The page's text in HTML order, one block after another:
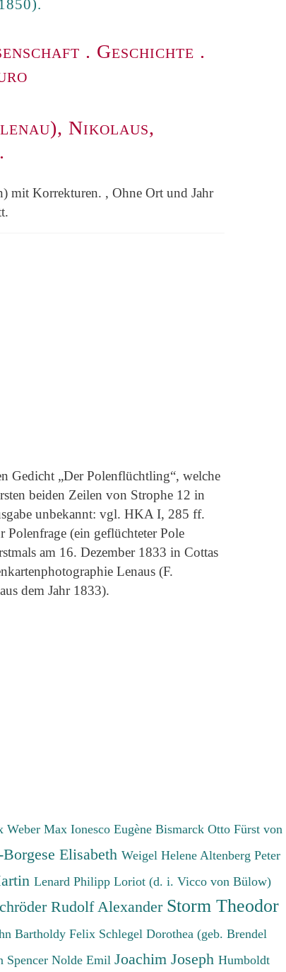
. Geschichte .
Nikolaus,
mit Korrekturen. , Ohne Ort und Jahr
Gedicht „Der Polenflüchtling“, welche
beiden Zeilen von Strophe 12 in
unbekannt: vgl. HKA I, 285 ff.
(ein geflüchteter Pole
am 16. Dezember 1833 in Cottas
Lenaus (F.
dem Jahr 1833).
Weber MaxIonesco EugèneBismarck Otto Fürst von
Elisabeth Weigel Helene Altenberg Peter
Lenard Philipp Loriot (d. i. Vicco von Bülow)
Rudolf Alexander Storm Theodor
Bartholdy Felix Schlegel Dorothea (geb. Brendel
Spencer Nolde Emil Joachim Joseph Humboldt